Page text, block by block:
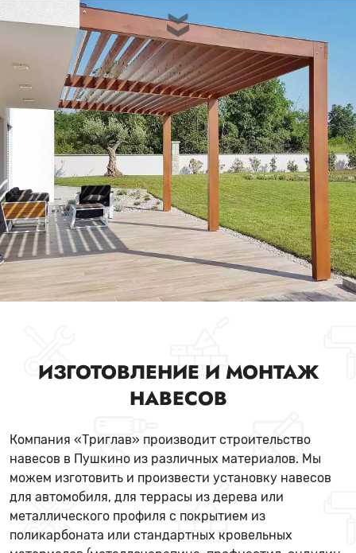
ИЗГОТОВЛЕНИЕ И МОНТАЖ
НАВЕСОВ
Компания «Триглав» производит строительство
навесов в Пушкино из различных материалов. Мы
можем изготовить и произвести установку навесов
для автомобиля, для террасы из дерева или
металлического профиля с покрытием из
поликарбоната или стандартных кровельных